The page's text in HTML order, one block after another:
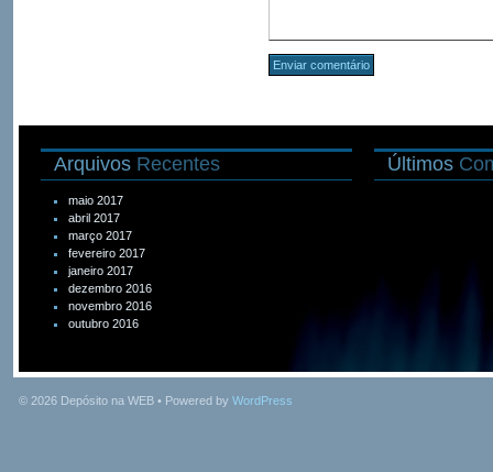
Arquivos Recentes
maio 2017
abril 2017
março 2017
fevereiro 2017
janeiro 2017
dezembro 2016
novembro 2016
outubro 2016
Últimos
© 2026 Depósito na WEB • Powered by WordPress